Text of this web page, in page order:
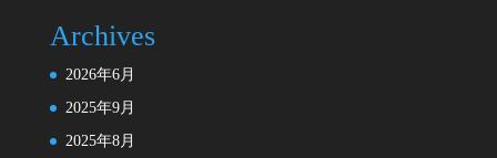
Archives
2026年6月
2025年9月
2025年8月